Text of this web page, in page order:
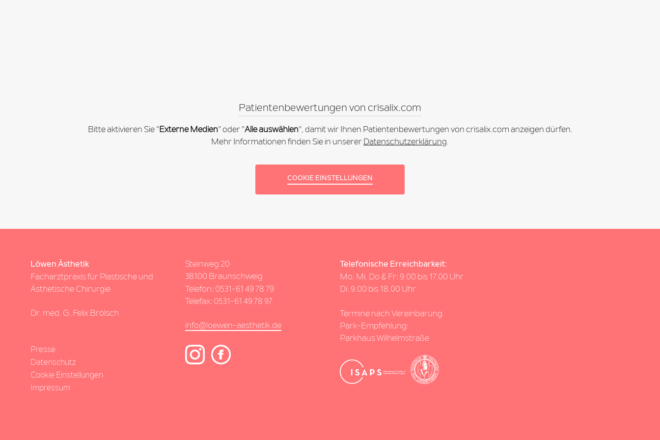
Patientenbewertungen von crisalix.com
Bitte aktivieren Sie " Externe Medien" oder "Alle auswählen", damit wir Ihnen Patientenbewertungen von crisalix.com anzeigen dürfen.
Mehr Informationen finden Sie in unserer Datenschutzerklärung.
COOKIE EINSTELLUNGEN
Löwen Ästhetik
Facharztpraxis für Plastische und
Ästhetische Chirurgie
Dr. med. G. Felix Brölsch
Steinweg 20
38100 Braunschweig
Telefon: 0531-61 49 78 79
Telefax: 0531-61 49 78 97
info@loewen-aesthetik.de
Telefonische Erreichbarkeit:
Mo, Mi, Do & Fr: 9.00 bis 17.00 Uhr
Di: 9.00 bis 18.00 Uhr
Termine nach Vereinbarung
Park-Empfehlung:
Parkhaus Wilhelmstraße
Presse
Datenschutz
Cookie Einstellungen
Impressum